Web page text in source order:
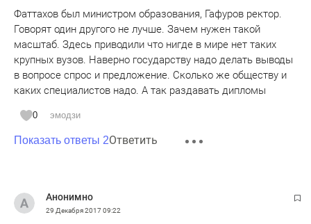
Фаттахов был министром образования, Гафуров ректор.
Говорят один другого не лучше. Зачем нужен такой
масштаб. Здесь приводили что нигде в мире нет таких
крупных вузов. Наверно государству надо делать выводы
в вопросе спрос и предложение. Сколько же обществу и
каких специалистов надо. А так раздавать дипломы
0 эмодзи
Показать ответы 2Ответить
Анонимно
29 Декабря 201709:22